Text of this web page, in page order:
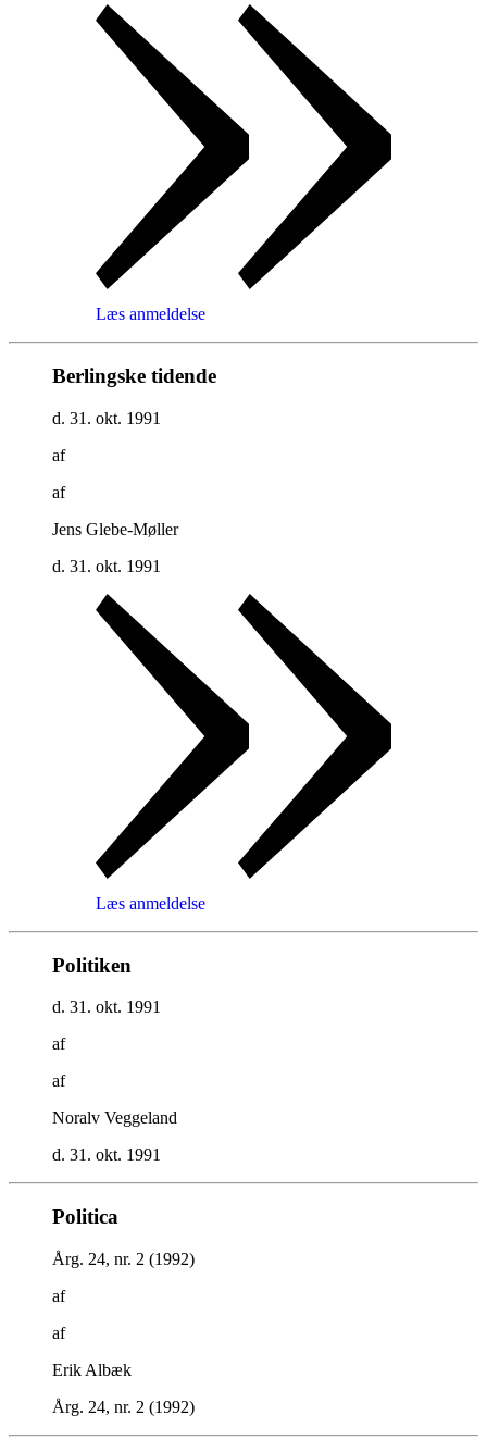
Læs anmeldelse
Berlingske tidende
d. 31. okt. 1991
af
af
Jens Glebe-Møller
d. 31. okt. 1991
Læs anmeldelse
Politiken
d. 31. okt. 1991
af
af
Noralv Veggeland
d. 31. okt. 1991
Politica
Årg. 24, nr. 2 (1992)
af
af
Erik Albæk
Årg. 24, nr. 2 (1992)